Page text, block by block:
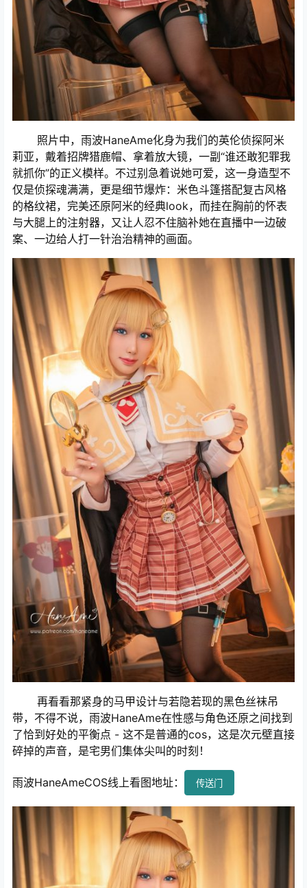
照片中，雨波HaneAme化身为我们的英伦侦探阿米
莉亚，戴着招牌猎鹿帽、拿着放大镜，一副“谁还敢犯罪我
就抓你”的正义模样。不过别急着说她可爱，这一身造型不
仅是侦探魂满满，更是细节爆炸：米色斗篷搭配复古风格
的格纹裙，完美还原阿米的经典look，而挂在胸前的怀表
与大腿上的注射器，又让人忍不住脑补她在直播中一边破
案、一边给人打一针治治精神的画面。
再看看那紧身的马甲设计与若隐若现的黑色丝袜吊
带，不得不说，雨波HaneAme在性感与角色还原之间找到
了恰到好处的平衡点 - 这不是普通的cos，这是次元壁直接
碎掉的声音，是宅男们集体尖叫的时刻！
雨波HaneAmeCOS线上看图地址： 传送门